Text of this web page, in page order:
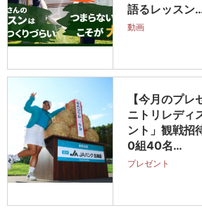
語るレッスン
動画
【今月のプレ
ニトリレディ
ント」観戦招
0組40名…
プレゼント